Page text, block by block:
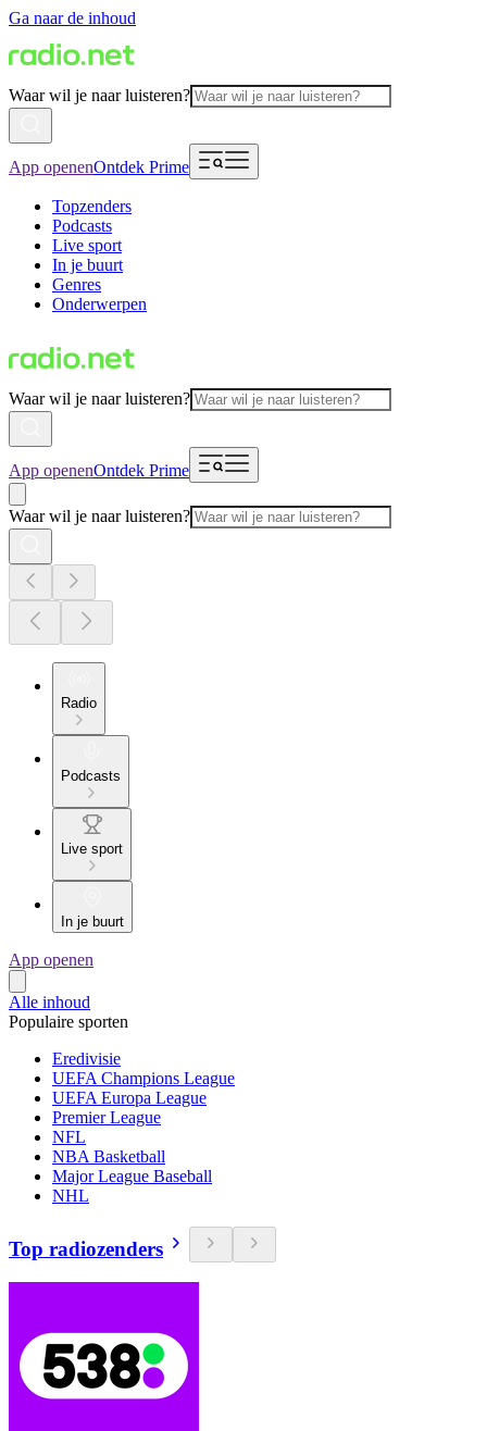
Ga naar de inhoud
Waar wil je naar luisteren?
App openenOntdek Prime
Topzenders
Podcasts
Live sport
In je buurt
Genres
Onderwerpen
Waar wil je naar luisteren?
App openenOntdek Prime
Waar wil je naar luisteren?
Radio
Podcasts
Live sport
In je buurt
App openen
Alle inhoud
Populaire sporten
Eredivisie
UEFA Champions League
UEFA Europa League
Premier League
NFL
NBA Basketball
Major League Baseball
NHL
Top radiozenders